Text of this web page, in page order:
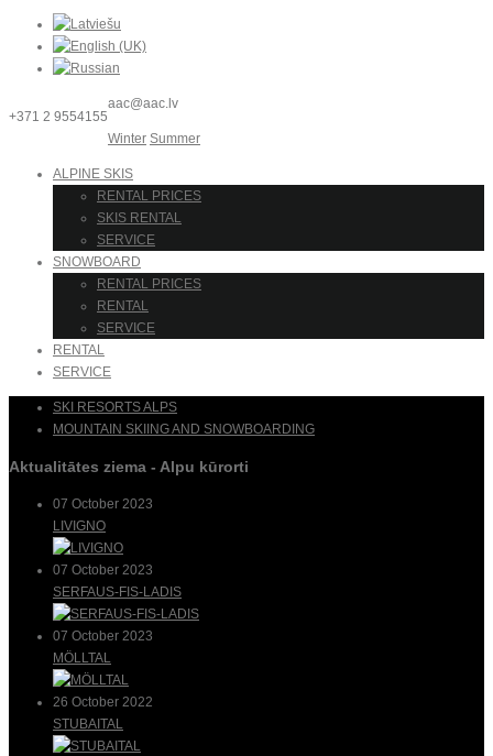
+371 2 9554155
aac@aac.lv
Winter Summer
ALPINE SKIS
RENTAL PRICES
SKIS RENTAL
SERVICE
SNOWBOARD
RENTAL PRICES
RENTAL
SERVICE
RENTAL
SERVICE
SKI RESORTS ALPS
MOUNTAIN SKIING AND SNOWBOARDING
Aktualitātes ziema - Alpu kūrorti
07 October 2023
LIVIGNO
07 October 2023
SERFAUS-FIS-LADIS
07 October 2023
MÖLLTAL
26 October 2022
STUBAITAL